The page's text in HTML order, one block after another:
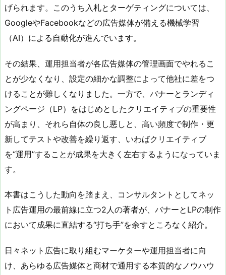
げられます。このうち入札とターゲティングについては、
GoogleやFacebookなどの広告媒体が備える機械学習
（AI）による自動化が進んでいます。
その結果、運用担当者が各広告媒体の管理画面でやれるこ
とが少なくなり、設定の細かな調整によって他社に差をつ
けることが難しくなりました。一方で、バナーとランディ
ングページ（LP）をはじめとしたクリエイティブの重要性
が高まり、それら自体の良し悪しと、高い頻度で制作・更
新してテストや改善を繰り返す、いわばクリエイティブ
を“運用”することが成果を大きく左右するようになっていま
す。
本書はこうした動向を踏まえ、コンサルタントとしてネッ
ト広告運用の最前線に立つ2人の著者が、バナーとLPの制作
において成果に直結する“打ち手”を余すところなく紹介。
日々ネット広告に取り組むマーケターや運用担当者に向
け、あらゆる広告媒体と商材で通用する本質的なノウハウ